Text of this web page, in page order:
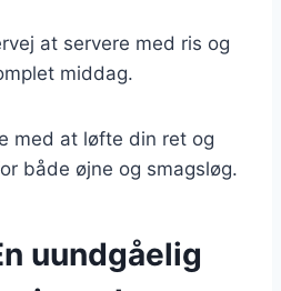
at servere med ris og
middag.
med at løfte din ret og
både øjne og smagsløg.
uundgåelig